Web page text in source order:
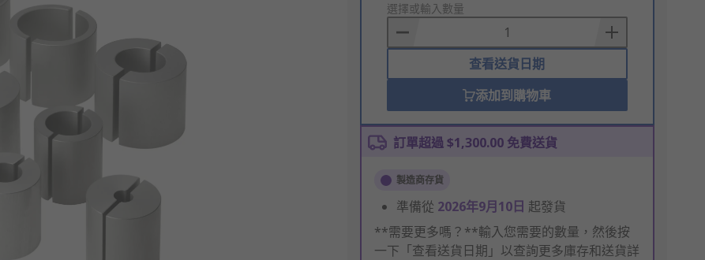
to
Basket
選擇或輸入數量
查看送貨日期
添加到購物車
訂單超過 $1,300.00 免費送貨
製造商存貨
準備從 2026年9月10日 起發貨
**需要更多嗎？**輸入您需要的數量，然後按
一下「查看送貨日期」以查詢更多庫存和送貨詳